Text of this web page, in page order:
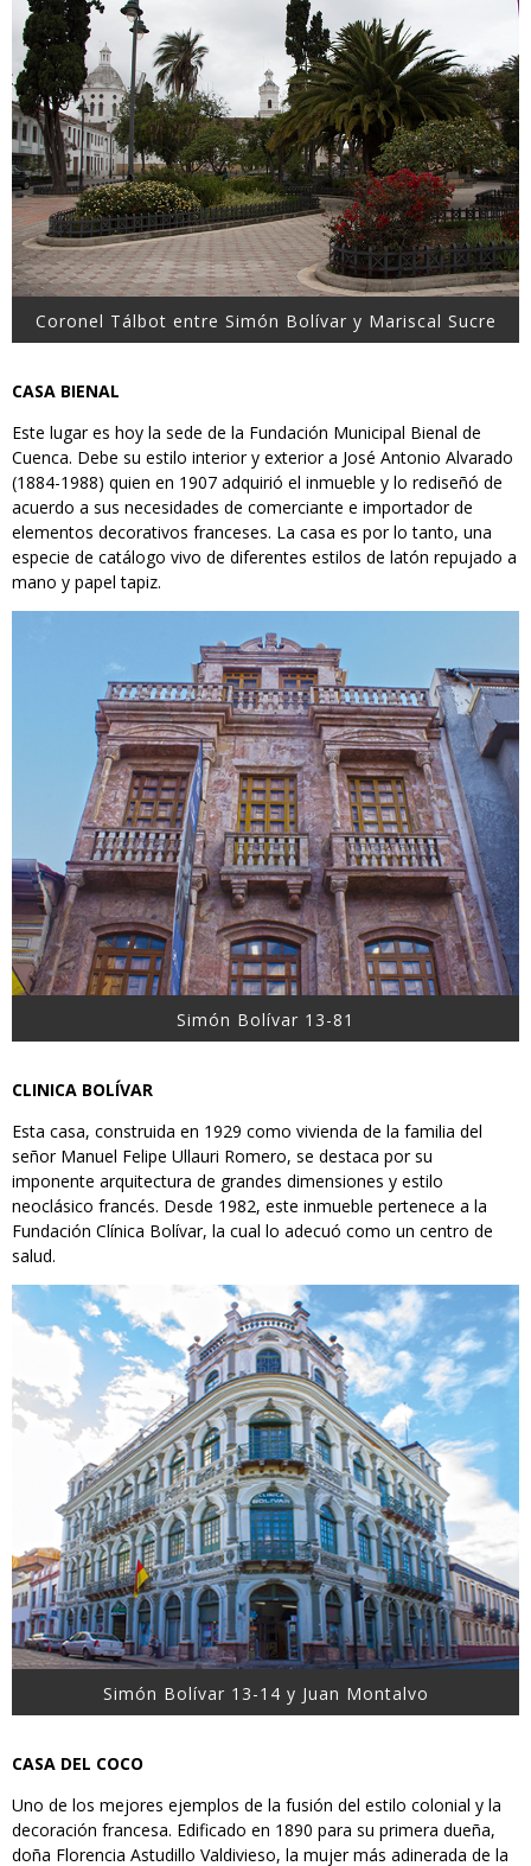
Coronel Tálbot entre Simón Bolívar y Mariscal Sucre
CASA BIENAL
Este lugar es hoy la sede de la Fundación Municipal Bienal de
Cuenca. Debe su estilo interior y exterior a José Antonio Alvarado
(1884-1988) quien en 1907 adquirió el inmueble y lo rediseñó de
acuerdo a sus necesidades de comerciante e importador de
elementos decorativos franceses. La casa es por lo tanto, una
especie de catálogo vivo de diferentes estilos de latón repujado a
mano y papel tapiz.
Simón Bolívar 13-81
CLINICA BOLÍVAR
Esta casa, construida en 1929 como vivienda de la familia del
señor Manuel Felipe Ullauri Romero, se destaca por su
imponente arquitectura de grandes dimensiones y estilo
neoclásico francés. Desde 1982, este inmueble pertenece a la
Fundación Clínica Bolívar, la cual lo adecuó como un centro de
salud.
Simón Bolívar 13-14 y Juan Montalvo
CASA DEL COCO
Uno de los mejores ejemplos de la fusión del estilo colonial y la
decoración francesa. Edificado en 1890 para su primera dueña,
doña Florencia Astudillo Valdivieso, la mujer más adinerada de la